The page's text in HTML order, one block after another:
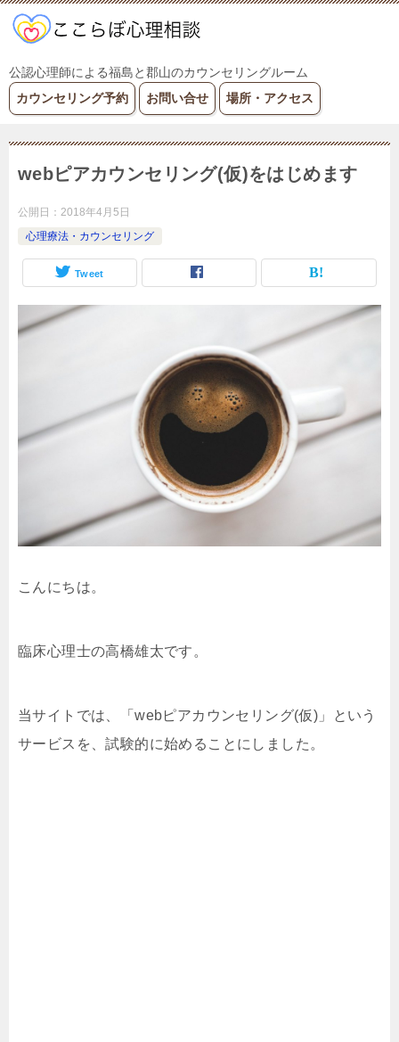
公認心理師による福島と郡山のカウンセリングルーム
カウンセリング予約
お問い合せ 場所・アクセス
webピアカウンセリング(仮)をはじめます
公開日： 2018年4月5日
心理療法・カウンセリング
Tweet
こんにちは。
臨床心理士の高橋雄太です。
当サイトでは、「webピアカウンセリング(仮)」という
サービスを、試験的に始めることにしました。